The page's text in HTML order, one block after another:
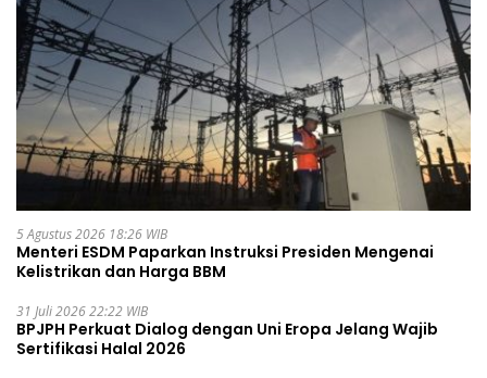
5 Agustus 2026 18:26 WIB
Menteri ESDM Paparkan Instruksi Presiden Mengenai
Kelistrikan dan Harga BBM
31 Juli 2026 22:22 WIB
BPJPH Perkuat Dialog dengan Uni Eropa Jelang Wajib
Sertifikasi Halal 2026